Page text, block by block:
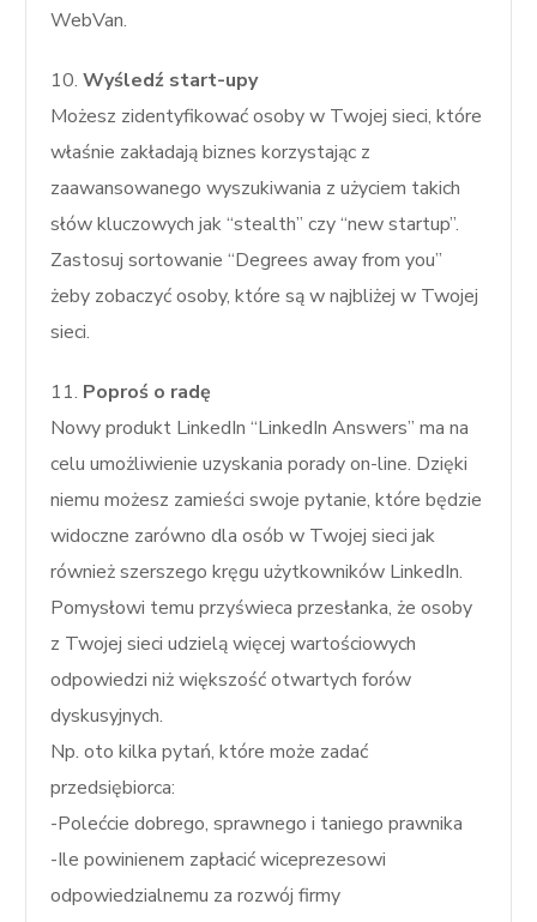
WebVan.
10.Wyśledź start-upy
Możesz zidentyfikować osoby w Twojej sieci, które
właśnie zakładają biznes korzystając z
zaawansowanego wyszukiwania z użyciem takich
słów kluczowych jak “stealth” czy “new startup”.
Zastosuj sortowanie “Degrees away from you”
żeby zobaczyć osoby, które są w najbliżej w Twojej
sieci.
11. Poproś o radę
Nowy produkt LinkedIn “LinkedIn Answers” ma na
celu umożliwienie uzyskania porady on-line. Dzięki
niemu możesz zamieści swoje pytanie, które będzie
widoczne zarówno dla osób w Twojej sieci jak
również szerszego kręgu użytkowników LinkedIn.
Pomysłowi temu przyświeca przesłanka, że osoby
z Twojej sieci udzielą więcej wartościowych
odpowiedzi niż większość otwartych forów
dyskusyjnych.
Np. oto kilka pytań, które może zadać
przedsiębiorca:
-Polećcie dobrego, sprawnego i taniego prawnika
-Ile powinienem zapłacić wiceprezesowi
odpowiedzialnemu za rozwój firmy